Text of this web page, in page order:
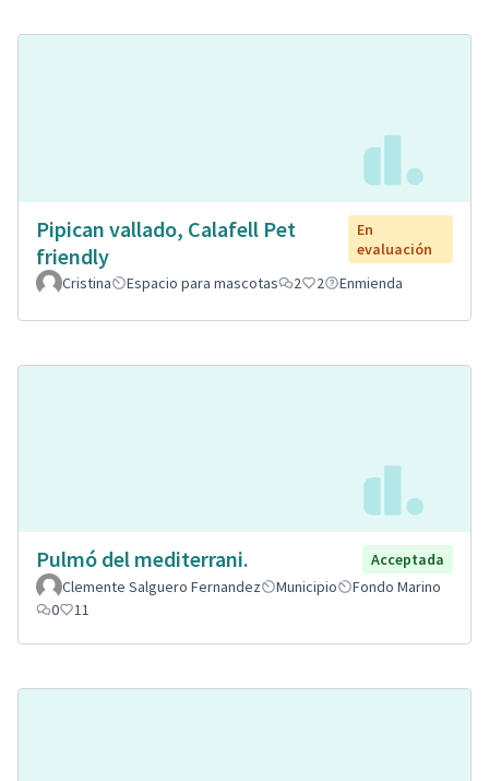
Pipican vallado, Calafell Pet
friendly
En
evaluación
Cristina
Espacio para mascotas 2 2 Enmienda
Pulmó del mediterrani.
Acceptada
Clemente Salguero Fernandez
Municipio
Fondo Marino
0
11